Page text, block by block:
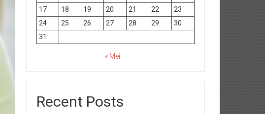
17
18 19 20 21 22
23
24
25 26 27 28 29
30
31
« Mei
Recent Posts